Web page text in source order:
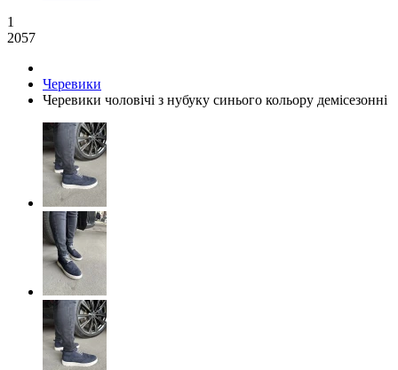
1
2057
Черевики
Черевики чоловічі з нубуку синього кольору демісезонні